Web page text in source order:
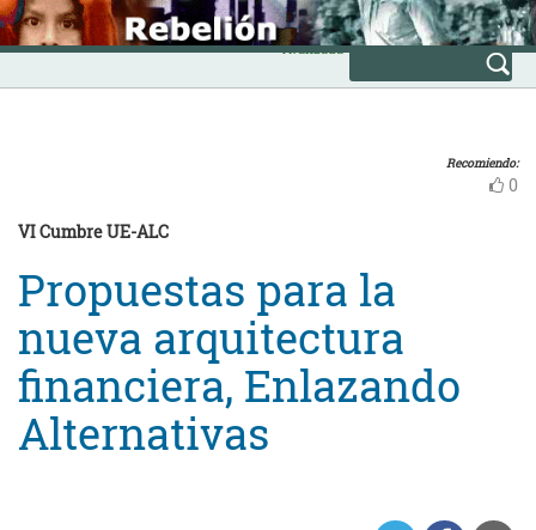
Skip
to
content
INICIO
Avanzada
Recomiendo:
0
VI Cumbre UE-ALC
Propuestas para la
nueva arquitectura
financiera, Enlazando
Alternativas